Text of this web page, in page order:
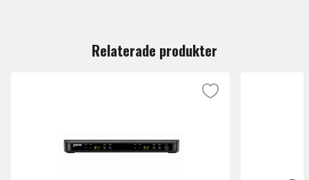
Relaterade produkter